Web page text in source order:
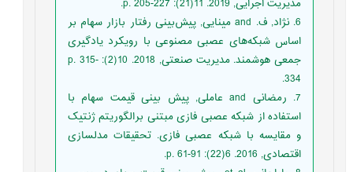
مدیریت اجرایی, 2019. 11(21): p. 205-227.
6. نژاد, ف. and مینایی, پیش‌بینی رفتار بازار سهام بر
اساس شبکه‌های عصبی مصنوعی با رویکرد یادگیری
جمعی هوشمند. مدیریت صنعتی, 2018. 10(2): p. 315-
334.
7. رمضانی and عاملی, پیش بینی قیمت سهام با
استفاده از شبکه عصبی فازی مبتنی برالگوریتم ژنتیک
و مقایسه با شبکه عصبی فازی. تحقیقات مدلسازی
اقتصادی, 2016. 6(22): p. 61-91.